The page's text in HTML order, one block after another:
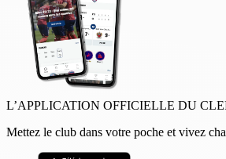
L’APPLICATION OFFICIELLE DU
Mettez le club dans votre poche et vivez